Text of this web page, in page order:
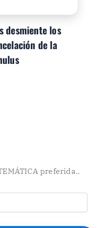
desmiente los
de la
preferida..